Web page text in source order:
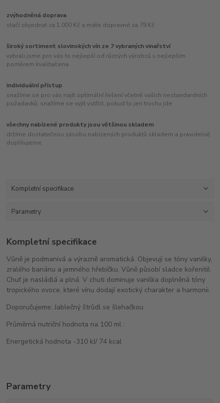
zvýhodněná doprava
stačí objednat za 1.000 Kč a máte dopravné za 79 Kč
široký sortiment slovinských vín ze 7 vybraných vinařství
vybrali jsme pro vás to nejlepší od různých výrobců s nejlepším
poměrem kvalita/cena
individuální přístup
snažíme se pro vás najít optimální řešení včetně vašich nestandardních
požadavků, snažíme se vyjít vstříct, pokud to jen trochu jde
všechny nabízené produkty jsou většinou skladem
držíme dostatečnou zásobu nabízených produktů skladem a pravidelně
doplňujeme
Kompletní specifikace
Parametry
Kompletní specifikace
Vůně je podmanivá a výrazně aromatická. Objevují se tóny vanilky,
zralého banánu a jemného hřebíčku. Vůně působí sladce kořenitě.
Chuť je nasládlá a plná. V chuti dominuje vanilka doplněná tóny
tropického ovoce, které vínu dodají exotický charakter a harmonii.
Doporučujeme: Jablečný štrůdl se šlehačkou
Průměrná nutriční hodnota na 100 ml :
Energetická hodnota -310 kJ/ 74 kcal
Parametry